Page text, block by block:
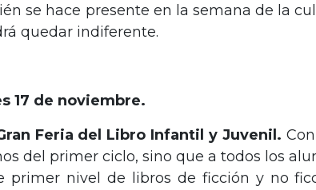
se hace presente en la semana de la
quedar indiferente.
17 de noviembre.
Feria del Libro Infantil y Juvenil.
del primer ciclo, sino que a todos los
primer nivel de libros de ficción y no